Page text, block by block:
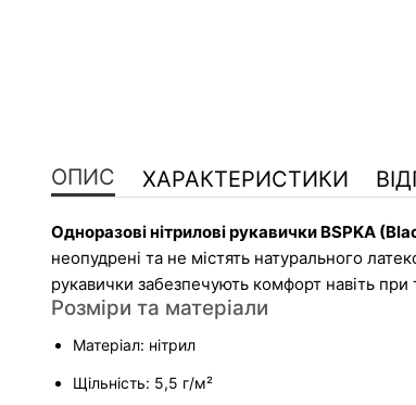
ОПИС ХАРАКТЕРИСТИКИ
Одноразові нітрилові рукавички BSPKA
неопудрені та не містять натурального
рукавички забезпечують комфорт навіть при
Розміри та матеріали
Матеріал: нітрил
Щільність: 5,5 г/м²